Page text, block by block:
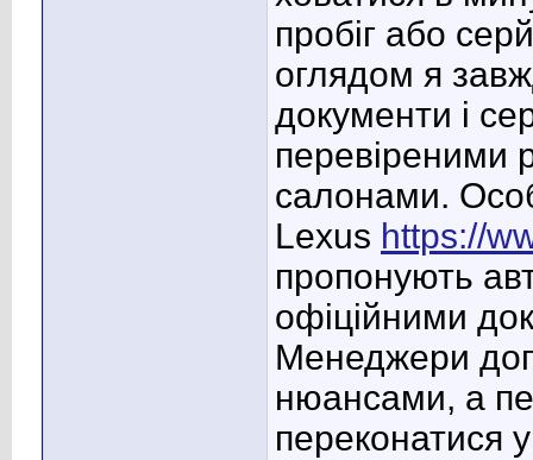
пробіг або
оглядом я
документи і
перевіреними
салонами.
Lexus https://
пропонують
офіційними
Менеджери
нюансами, а
переконатися